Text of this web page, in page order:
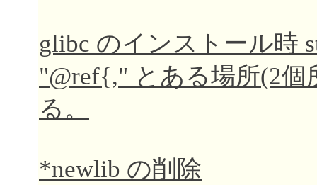
glibc のインストール時
"@ref{," とある場所(2個
る。
*newlib の削除